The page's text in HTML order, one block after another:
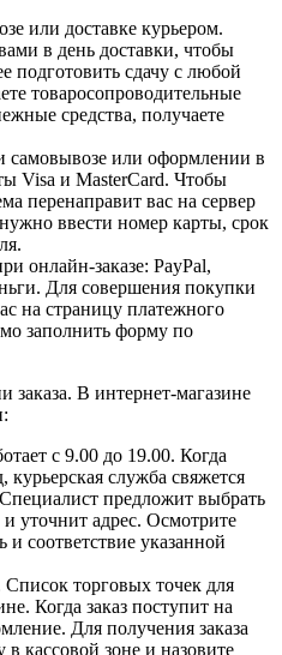
или доставке курьером.
в день доставки, чтобы
подготовить сдачу с любой
товаросопроводительные
средства, получаете
самовывозе или оформлении в
Visa и MasterCard. Чтобы
перенаправит вас на сервер
ввести номер карты, срок
онлайн-заказе: PayPal,
Для совершения покупки
на страницу платежного
заполнить форму по
заказа. В интернет-магазине
с 9.00 до 19.00. Когда
курьерская служба свяжется
предложит выбрать
уточнит адрес. Осмотрите
и соответствие указанной
торговых точек для
Когда заказ поступит на
Для получения заказа
в кассовой зоне и назовите